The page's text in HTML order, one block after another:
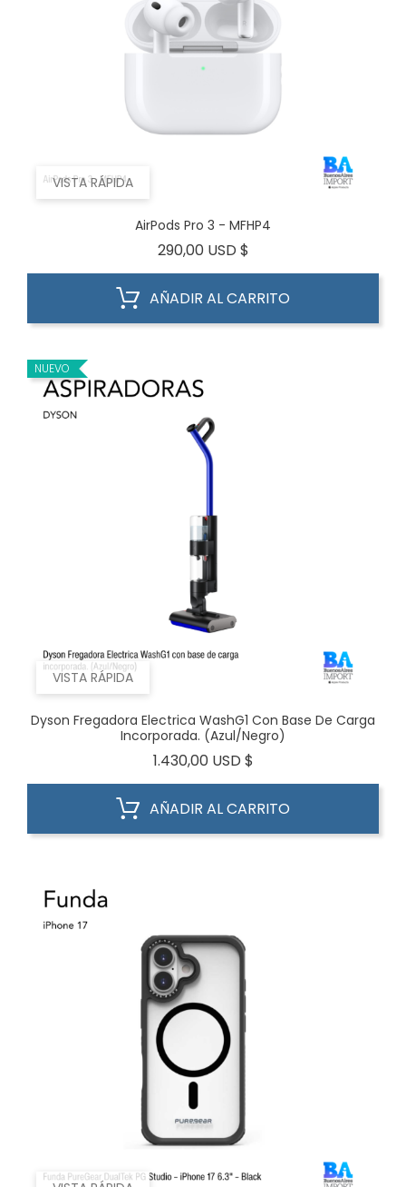
VISTA RÁPIDA
AirPods Pro 3 - MFHP4
290,00 USD $
AÑADIR AL CARRITO
VISTA RÁPIDA
NUEVO
Dyson Fregadora Electrica WashG1 Con Base De Carga
Incorporada. (Azul/Negro)
1.430,00 USD $
AÑADIR AL CARRITO